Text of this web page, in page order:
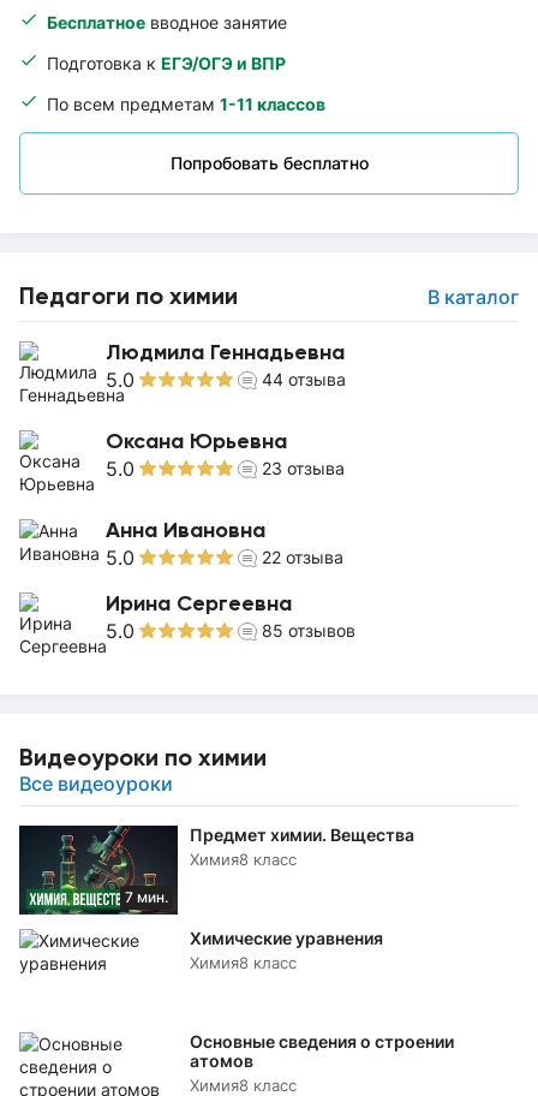
Бесплатное вводное занятие
Подготовка к ЕГЭ/ОГЭ и ВПР
По всем предметам 1-11 классов
Попробовать бесплатно
Педагоги по химии В каталог
Людмила Геннадьевна
5.0 44 отзыва
Оксана Юрьевна
5.0 23 отзыва
Анна Ивановна
5.0 22 отзыва
Ирина Сергеевна
5.0 85 отзывов
Видеоуроки по химии
Все видеоуроки
7 мин.
Предмет химии. Вещества
Химия8 класс
Химические уравнения
Химия8 класс
Основные сведения о строении
атомов
Химия8 класс